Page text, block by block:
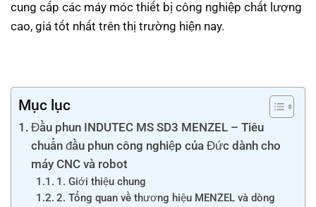
cung cấp các máy móc thiết bị công nghiệp chất lượng
cao, giá tốt nhất trên thị trường hiện nay.
Mục lục
Đầu phun INDUTEC MS SD3 MENZEL – Tiêu
chuẩn đầu phun công nghiệp của Đức dành cho
máy CNC và robot
1. Giới thiệu chung
2. Tổng quan về thương hiệu MENZEL và dòng